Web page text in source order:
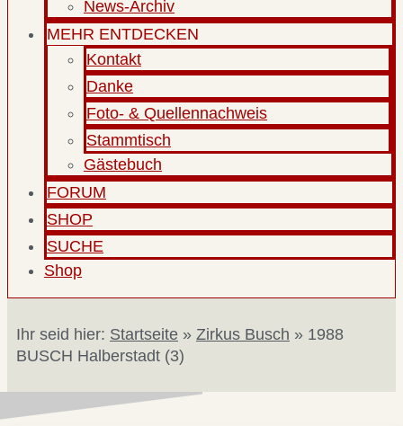
News-Archiv
MEHR ENTDECKEN
Kontakt
Danke
Foto- & Quellennachweis
Stammtisch
Gästebuch
FORUM
SHOP
SUCHE
Shop
Ihr seid hier: Startseite » Zirkus Busch » 1988
BUSCH Halberstadt (3)